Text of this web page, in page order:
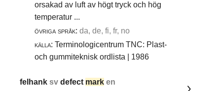
orsakad av luft av högt tryck och hög
temperatur ...
övriga språk: da, de, fi, fr, no
källa: Terminologicentrum TNC: Plast-
och gummiteknisk ordlista | 1986
felhanksvdefect mark en